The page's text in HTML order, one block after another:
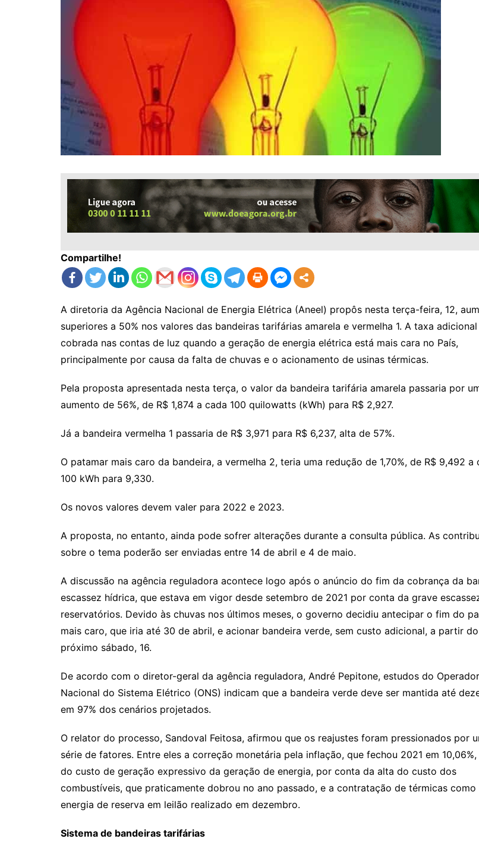
Política
Saúde
Compartilhe!
A diretoria da Agência Nacional de Energia Elétrica (Aneel) propôs nesta terça-feira, 12,
superiores a 50% nos valores das bandeiras tarifárias amarela e vermelha 1. A taxa
cobrada nas contas de luz quando a geração de energia elétrica está mais cara no País,
principalmente por causa da falta de chuvas e o acionamento de usinas térmicas.
Pela proposta apresentada nesta terça, o valor da bandeira tarifária amarela passaria por
aumento de 56%, de R$ 1,874 a cada 100 quilowatts (kWh) para R$ 2,927.
Já a bandeira vermelha 1 passaria de R$ 3,971 para R$ 6,237, alta de 57%.
O patamar mais caro da bandeira, a vermelha 2, teria uma redução de 1,70%, de R$ 9,492 a
100 kWh para 9,330.
Os novos valores devem valer para 2022 e 2023.
A proposta, no entanto, ainda pode sofrer alterações durante a consulta pública. As
sobre o tema poderão ser enviadas entre 14 de abril e 4 de maio.
A discussão na agência reguladora acontece logo após o anúncio do fim da cobrança da
escassez hídrica, que estava em vigor desde setembro de 2021 por conta da grave
reservatórios. Devido às chuvas nos últimos meses, o governo decidiu antecipar o fim do
mais caro, que iria até 30 de abril, e acionar bandeira verde, sem custo adicional, a partir do
próximo sábado, 16.
De acordo com o diretor-geral da agência reguladora, André Pepitone, estudos do Operador
Nacional do Sistema Elétrico (ONS) indicam que a bandeira verde deve ser mantida até
em 97% dos cenários projetados.
O relator do processo, Sandoval Feitosa, afirmou que os reajustes foram pressionados por
série de fatores. Entre eles a correção monetária pela inflação, que fechou 2021 em 10,06%,
do custo de geração expressivo da geração de energia, por conta da alta do custo dos
combustíveis, que praticamente dobrou no ano passado, e a contratação de térmicas como
energia de reserva em leilão realizado em dezembro.
Sistema de bandeiras tarifárias